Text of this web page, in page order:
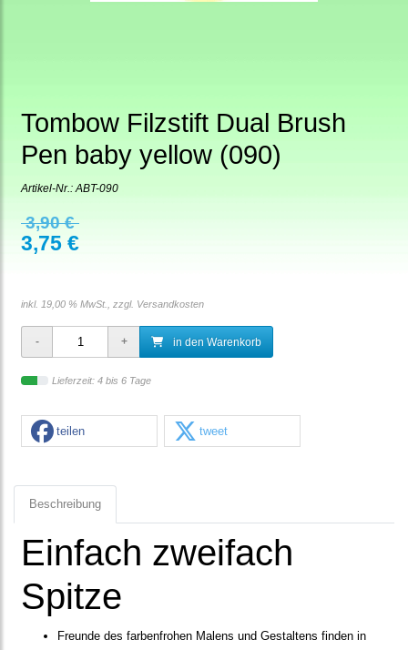
Tombow Filzstift Dual Brush
Pen baby yellow (090)
Artikel-Nr.: ABT-090
3,90 €
3,75 €
inkl. 19,00 % MwSt., zzgl. Versandkosten
in den Warenkorb
Lieferzeit: 4 bis 6 Tage
teilen tweet
Beschreibung
Einfach zweifach
Spitze
Freunde des farbenfrohen Malens und Gestaltens finden in